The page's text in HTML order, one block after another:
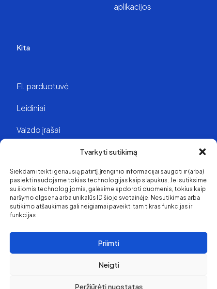
Tvarkyti sutikimą
Siekdami teikti geriausią patirtį, įrenginio informacijai saugoti ir (arba)
pasiekti naudojame tokias technologijas kaip slapukus. Jei sutiksime
su šiomis technologijomis, galėsime apdoroti duomenis, tokius kaip
naršymo elgsena arba unikalūs ID šioje svetainėje. Nesutikimas arba
sutikimo atšaukimas gali neigiamai paveikti tam tikras funkcijas ir
funkcijas.
Priimti
Neigti
Peržiūrėti nuostatas
aplikacijos
Kita
El. parduotuvė
Leidiniai
Vaizdo įrašai
Struktūra ir kontaktai
Apie mus
Svetainės medis